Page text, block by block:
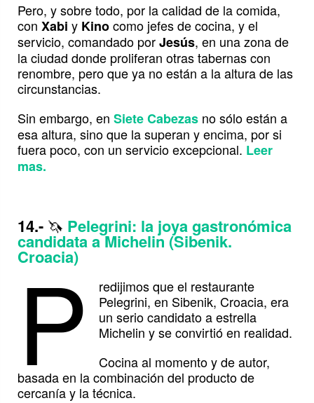
Pero, y sobre todo, por la calidad de la comida,
con Xabi y Kinocomo jefes de cocina, y el
servicio, comandado porJesús, en una zona de
la ciudad donde proliferan otras tabernas con
renombre, pero que ya no están a la altura de las
circunstancias.
Sin embargo, en Siete Cabezas no sólo están a
esa altura, sino que la superan y encima, por si
fuera poco, con un servicio excepcional. Leer
mas.
14.- 🦄 Pelegrini: la joya gastronómica
candidata a Michelin (Sibenik.
Croacia)
P
redijimos que el restaurante
Pelegrini, en Sibenik, Croacia, era
un serio candidato a estrella
Michelin y se convirtió en realidad.
Cocina al momento y de autor,
basada en la combinación del producto de
cercanía y la técnica.